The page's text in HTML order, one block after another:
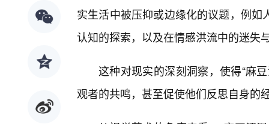
实生活中被压抑或边缘化的议题，例
认知的探索，以及在情感洪流中的迷失
这种对现实的深刻洞察，使得“麻
观者的共鸣，甚至促使他们反思自身的